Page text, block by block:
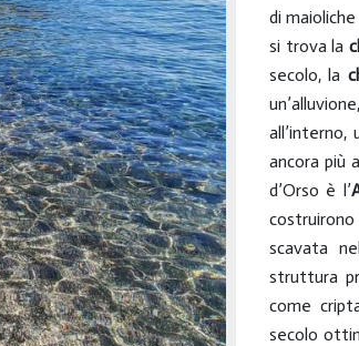
di
si trova la
secolo, la
all’interno,
ancora più
d’Orso è l’
scavata
struttura
come
secolo